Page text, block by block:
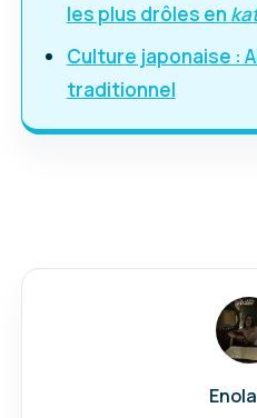
les plus drôles en
Culture japonaise :
traditionnel